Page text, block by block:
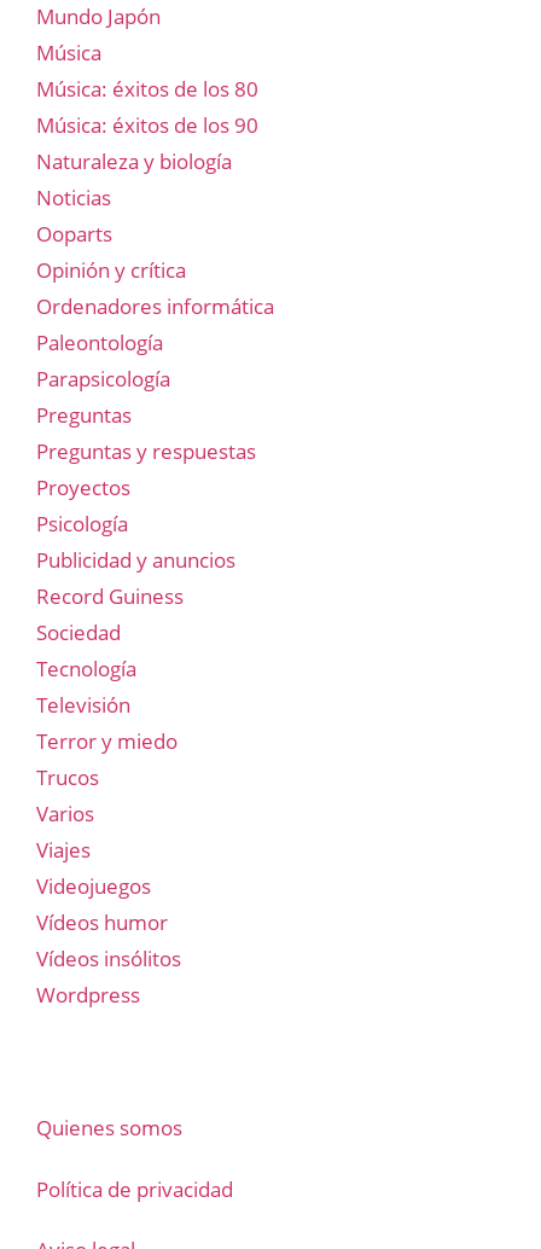
Mundo Japón
Música
Música: éxitos de los 80
Música: éxitos de los 90
Naturaleza y biología
Noticias
Ooparts
Opinión y crítica
Ordenadores informática
Paleontología
Parapsicología
Preguntas
Preguntas y respuestas
Proyectos
Psicología
Publicidad y anuncios
Record Guiness
Sociedad
Tecnología
Televisión
Terror y miedo
Trucos
Varios
Viajes
Videojuegos
Vídeos humor
Vídeos insólitos
Wordpress
Quienes somos
Política de privacidad